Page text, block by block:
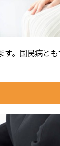
。国民病と